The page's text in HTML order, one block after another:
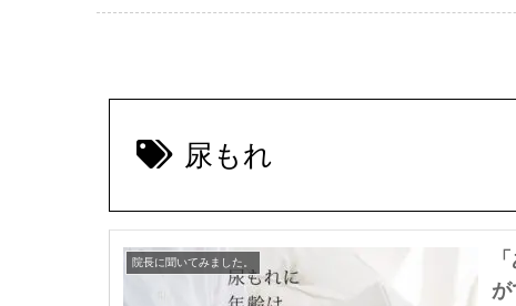
尿もれ
院長に聞いてみました。
が